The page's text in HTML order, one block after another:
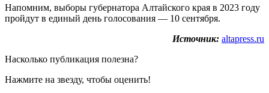
Напомним, выборы губернатора Алтайского края в 2023 году
пройдут в единый день голосования — 10 сентября.
Источник: altapress.ru
Насколько публикация полезна?
Нажмите на звезду, чтобы оценить!